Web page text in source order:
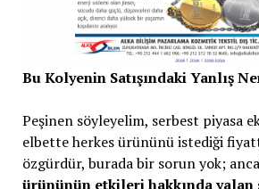
Bu Kolyenin Satışındaki Yanlış
Peşinen söyleyelim, serbest piyasa
elbette herkes ürününü istediği
özgürdür, burada bir sorun yok;
ürününün etkileri hakkında yalan